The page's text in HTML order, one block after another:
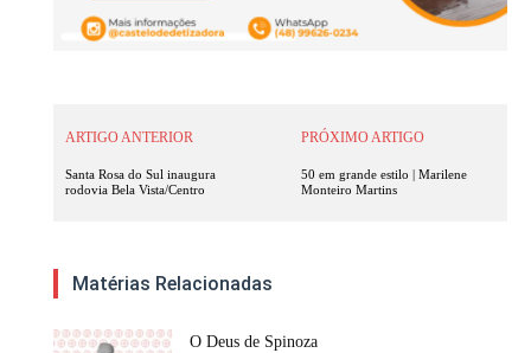
ARTIGO ANTERIOR
Santa Rosa do Sul inaugura
rodovia Bela Vista/Centro
PRÓXIMO ARTIGO
50 em grande estilo | Marilene
Monteiro Martins
Matérias Relacionadas
O Deus de Spinoza